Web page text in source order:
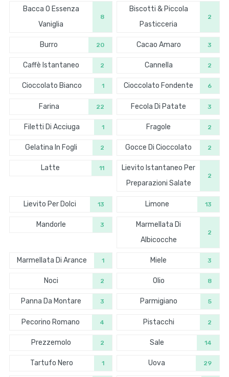
Bacca O Essenza
Vaniglia
8
Biscotti & Piccola
Pasticceria
2
Burro 20 Cacao Amaro 3
Caffè Istantaneo 2 Cannella 2
Cioccolato Bianco 1 Cioccolato Fondente 6
Farina 22 Fecola Di Patate 3
Filetti Di Acciuga 1 Fragole 2
Gelatina In Fogli 2 Gocce Di Cioccolato 2
Latte 11
Lievito Istantaneo Per
Preparazioni Salate
2
Lievito Per Dolci 13 Limone 13
Mandorle 3
Marmellata Di
Albicocche
2
Marmellata Di Arance 1 Miele 3
Noci 2 Olio 8
Panna Da Montare 3 Parmigiano 5
Pecorino Romano 4 Pistacchi 2
Prezzemolo 2 Sale 14
Tartufo Nero 1 Uova 29